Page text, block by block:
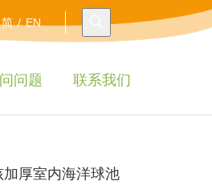
简 / EN
问题 联系我们
厚室内海洋球池